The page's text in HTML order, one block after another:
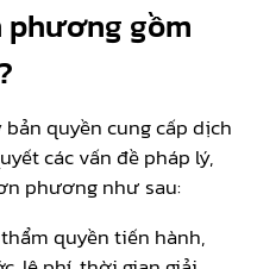
phương gồm
quyền cung cấp dịch
các vấn đề pháp lý,
phương như sau:
quyền tiến hành,